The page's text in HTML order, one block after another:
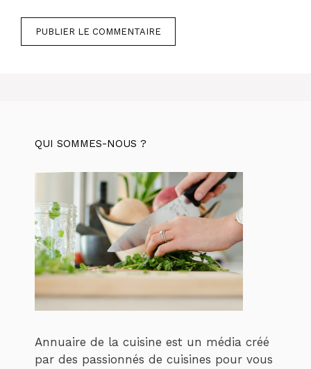
QUI SOMMES-NOUS ?
Annuaire de la cuisine est un média créé
par des passionnés de cuisines pour vous